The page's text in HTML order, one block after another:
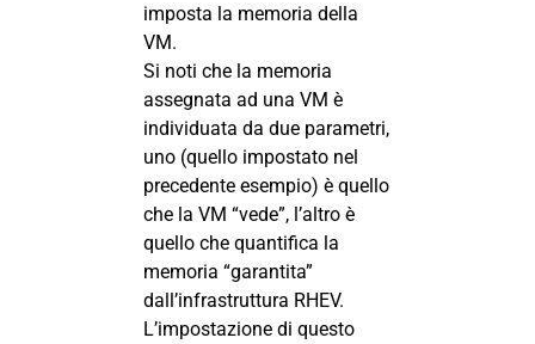
imposta la memoria della
VM.
Si noti che la memoria
assegnata ad una VM è
individuata da due parametri,
uno (quello impostato nel
precedente esempio) è quello
che la VM “vede”, l’altro è
quello che quantifica la
memoria “garantita”
dall’infrastruttura RHEV.
L’impostazione di questo